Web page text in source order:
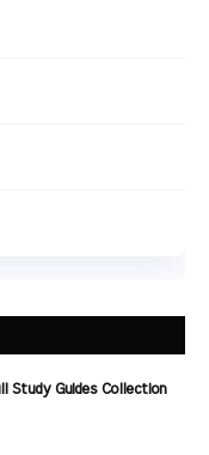
Study Guides Collection